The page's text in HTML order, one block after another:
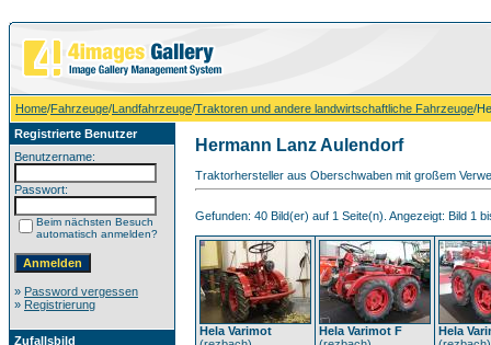
Home/Fahrzeuge/Landfahrzeuge/Traktoren und andere landwirtschaftliche Fahrzeuge/
Registrierte Benutzer
Benutzername:
Passwort:
Beim nächsten Besuch
automatisch anmelden?
» Password vergessen
» Registrierung
Zufallsbild
Hermann Lanz Aulendorf
Traktorhersteller aus Oberschwaben mit großem
Gefunden: 40 Bild(er) auf 1 Seite(n). Angezeigt: Bild 1
Hela Varimot
Hela Varimot F
Hela